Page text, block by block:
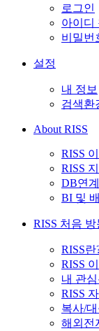
로그인
아이디
비밀번
설정
내 정보
검색환
About RISS
RISS
RISS
DB연
BI 및
RISS 처음
RISS란
RISS
내 관
RISS
복사/
해외전